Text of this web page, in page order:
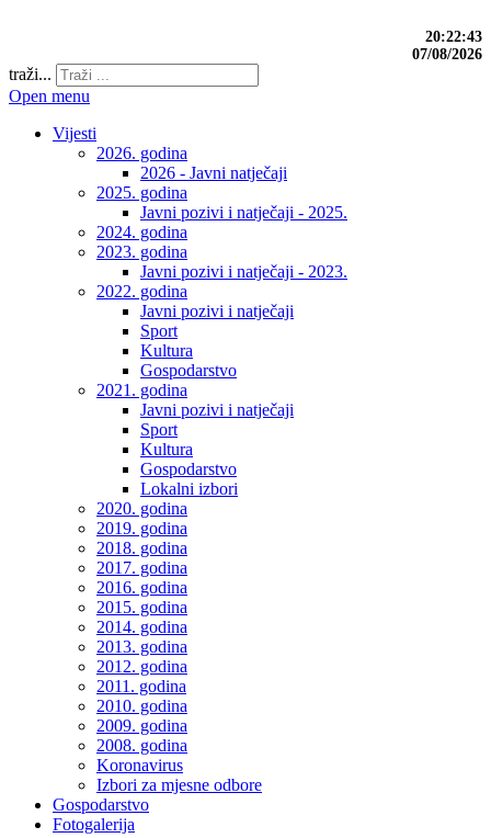
20:22:43
07/08/2026
traži...
Open menu
Vijesti
2026. godina
2026 - Javni natječaji
2025. godina
Javni pozivi i natječaji - 2025.
2024. godina
2023. godina
Javni pozivi i natječaji - 2023.
2022. godina
Javni pozivi i natječaji
Sport
Kultura
Gospodarstvo
2021. godina
Javni pozivi i natječaji
Sport
Kultura
Gospodarstvo
Lokalni izbori
2020. godina
2019. godina
2018. godina
2017. godina
2016. godina
2015. godina
2014. godina
2013. godina
2012. godina
2011. godina
2010. godina
2009. godina
2008. godina
Koronavirus
Izbori za mjesne odbore
Gospodarstvo
Fotogalerija